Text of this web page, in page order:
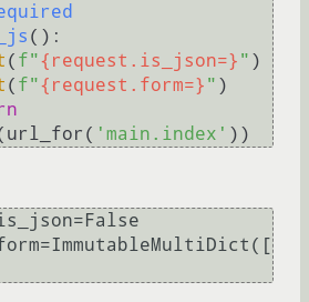
():
( f"{request.is_json=} " )
( f"{request.form=} " )
'main.index'